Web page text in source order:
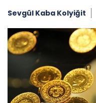
Sevgül Kaba Kolyiğit